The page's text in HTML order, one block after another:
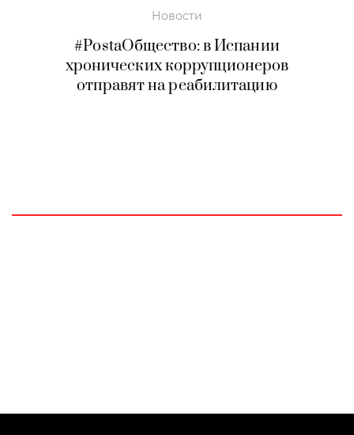
Новости
#PostaОбщество: в Испании
хронических коррупционеров
отправят на реабилитацию